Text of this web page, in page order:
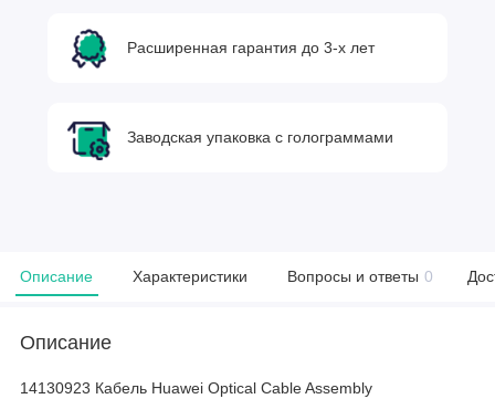
Расширенная гарантия до 3-х лет
Заводская упаковка с голограммами
Описание Характеристики Вопросы и ответы 0
Описание
14130923 Кабель Huawei Optical Cable Assembly